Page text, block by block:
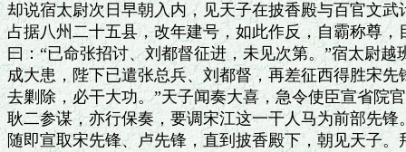
却说宿太尉次日早朝入内，见天子在披香殿与百官文
占据八州二十五县，改年建号，如此作反，自霸称尊
曰：“已命张招讨、刘都督征进，未见次第。”宿太尉越
成大患，陛下已遣张总兵、刘都督，再差征西得胜宋
去剿除，必干大功。”天子闻奏大喜，急令使臣宣省院
耿二参谋，亦行保奏，要调宋江这一干人马为前部先
随即宣取宋先锋、卢先锋，直到披香殿下，朝见天子